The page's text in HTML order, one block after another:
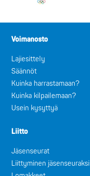
Voimanosto
Lajiesittely
Säännöt
Kuinka harrastamaan?
Kuinka kilpailemaan?
Usein kysyttyä
Liitto
Jäsenseurat
Liittyminen jäsenseuraksi